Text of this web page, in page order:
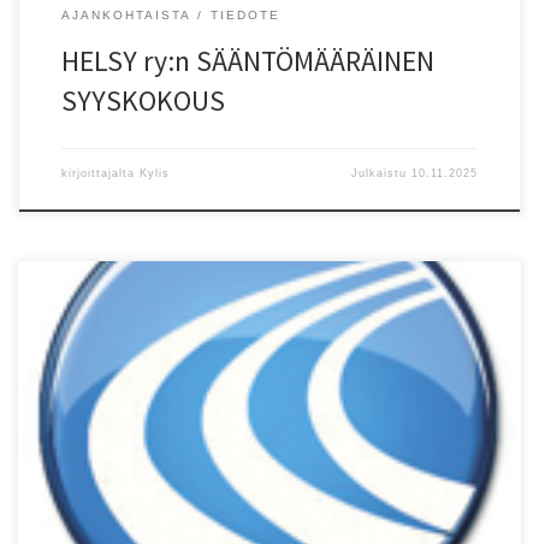
AJANKOHTAISTA TIEDOTE
HELSY ry:n SÄÄNTÖMÄÄRÄINEN
SYYSKOKOUS
kirjoittajalta Kylis Julkaistu 10.11.2025
HELSY ry:n S??NT?M??R?INEN KEV?TKOKOUS Helsingin Seudun
Yleisurheilu HELSY ry:n s??ntämä?r?inen kev?tkokous pidetään
Helsingin Liikuntamyllyn koulutustilassa (alakerta), maanantaina
28.4.2025 klo 18:00 alkaen. (Hallitus kokoontuu paikalle klo 17:00).
ASIALISTA: 1 Kokouksen avaus, 2 Valitaan kokouksen
puheenjohtaja, sihteeri, kaksi p?yt?kirjan tarkastajaa ja kaksi ??nten
laskijaa, 3 Todetaan l?sn? olevat jäsenet, valtuutetut ??nioikeuden
k?ytt?j?t […]